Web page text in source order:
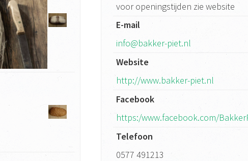
voor openingstijden zie website
E-mail
info@bakker-piet.nl
Website
http://www.bakker-piet.nl
Facebook
https:/www.facebook.com/
Telefoon
0577 491213